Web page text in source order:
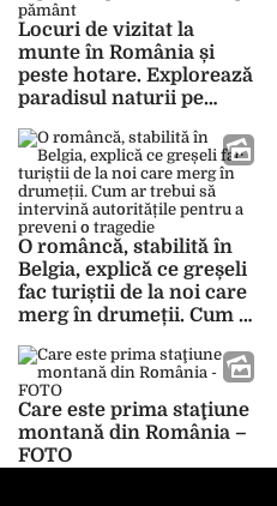
Locuri de vizitat la
munte în România și
peste hotare. Explorează
paradisul naturii pe
O româncă, stabilită în
Belgia, explică ce greșeli
fac turiștii de la noi care
merg în drumeții. Cum ar
autoritățile pentru a
preveni o tragedie
Care este prima staţiune
montană din România –
FOTO